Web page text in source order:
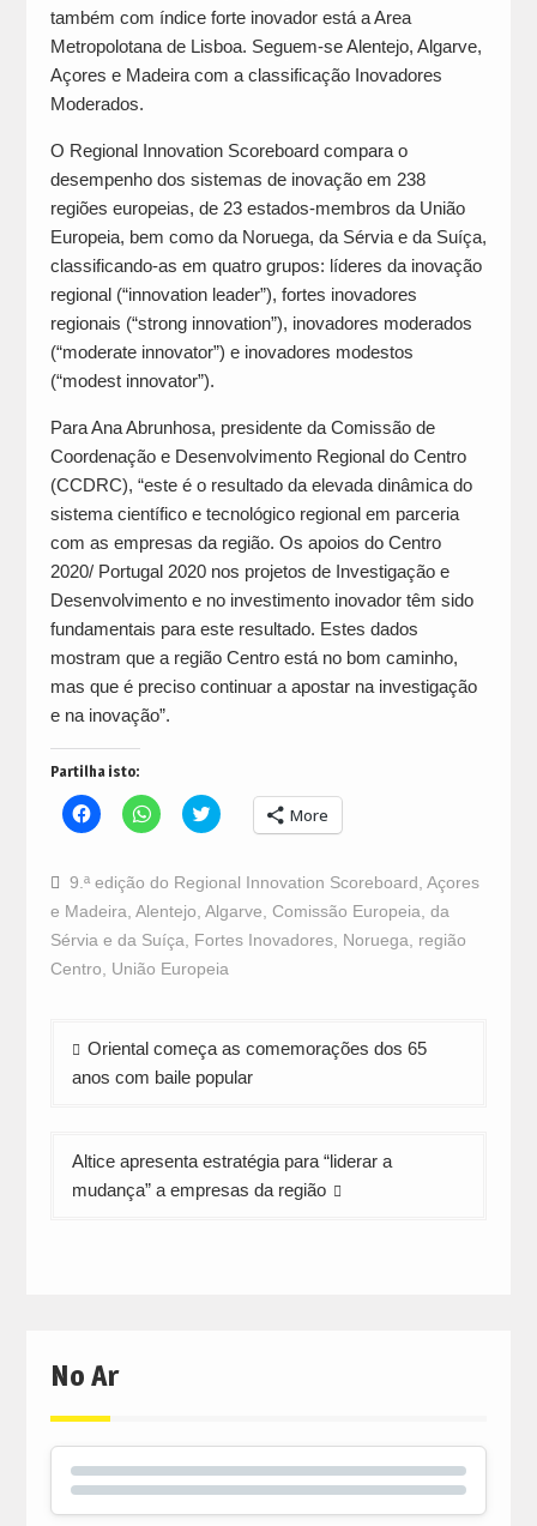
também com índice forte inovador está a Area
Metropolotana de Lisboa. Seguem-se Alentejo, Algarve,
Açores e Madeira com a classificação Inovadores
Moderados.
O Regional Innovation Scoreboard compara o
desempenho dos sistemas de inovação em 238
regiões europeias, de 23 estados-membros da União
Europeia, bem como da Noruega, da Sérvia e da Suíça,
classificando-as em quatro grupos: líderes da inovação
regional (“innovation leader”), fortes inovadores
regionais (“strong innovation”), inovadores moderados
(“moderate innovator”) e inovadores modestos
(“modest innovator”).
Para Ana Abrunhosa, presidente da Comissão de
Coordenação e Desenvolvimento Regional do Centro
(CCDRC), “este é o resultado da elevada dinâmica do
sistema científico e tecnológico regional em parceria
com as empresas da região. Os apoios do Centro
2020/ Portugal 2020 nos projetos de Investigação e
Desenvolvimento e no investimento inovador têm sido
fundamentais para este resultado. Estes dados
mostram que a região Centro está no bom caminho,
mas que é preciso continuar a apostar na investigação
e na inovação”.
Partilha isto:
Click
to
Facebook
(Opens
in
new
window)
Click
to
WhatsApp
(Opens
new
window)
Click
to
Twitter
(Opens
in
new
window)
More
9.ª edição do Regional Innovation Scoreboard Açores
e Madeira Alentejo Algarve Comissão Europeia da
Sérvia e da Suíça
Fortes Inovadores, Noruega
região
Centro
União Europeia
Navegação
de
Oriental começa as comemorações dos 65
anos com baile popular
Altice apresenta estratégia para “liderar a
mudança” a empresas da região
No Ar